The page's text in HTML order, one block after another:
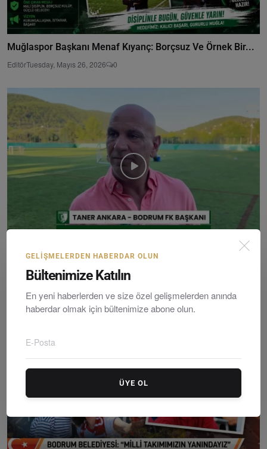
Muğlaspor Başkanı Menaf Kıyanç: Borçsuz Ve Örnek Bir...
EditörTuesday, Mayıs 26, 2026 0
Bodrum FK Başkanı Taner Ankara'dan Taraftara Net Mes...
Thursday, Ağustosust 6, 2026 0
GELIŞMELERDEN HABERDAR OLUN
Bültenimize Katılın
En yeni haberlerden ve size özel gelişmelerden anında
haberdar olmak için bültenimize abone olun.
ÜYE OL